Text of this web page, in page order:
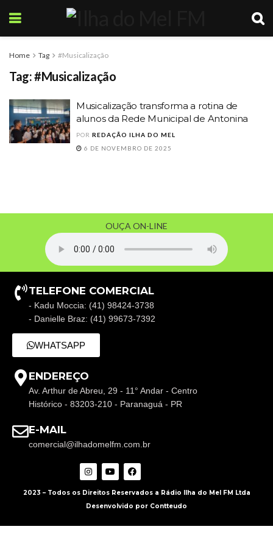
Home Tag #Musicalização
Tag:#Musicalização
Musicalização transforma a rotina de
alunos da Rede Municipal de Antonina
POR REDAÇÃO ILHA DO MEL
6 DE NOVEMBRO DE 2025
OUÇA ON-LINE
TELEFONE COMERCIAL
- Kadu Moccia: (41) 98424-3738
- Danielle Braz: (41) 99673-7392
WHATSAPP
ENDEREÇO
Av. Arthur de Abreu, 29 - 11° Andar - Centro
Histórico - 83203-210 - Paranaguá - PR
E-MAIL
comercial@ilhadomelfm.com.br
2023 – Todos os Direitos Reservados a Rádio Ilha do Mel FM Ltda
Desenvolvido por Contteudo